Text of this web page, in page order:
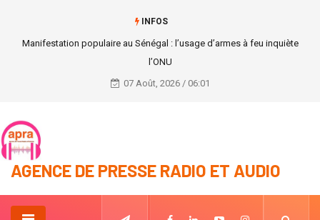
INFOS
Le monde célèbre les personnes du troisième âge.
07 Août, 2026 / 06:01
AGENCE DE PRESSE RADIO ET AUDIO